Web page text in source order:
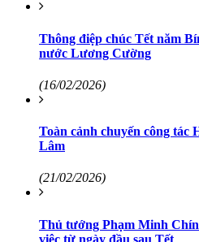
Thông điệp chúc Tết năm
nước Lương Cường
(16/02/2026)
Toàn cảnh chuyến công tác
Lâm
(21/02/2026)
Thủ tướng Phạm Minh
việc từ ngày đầu sau Tết